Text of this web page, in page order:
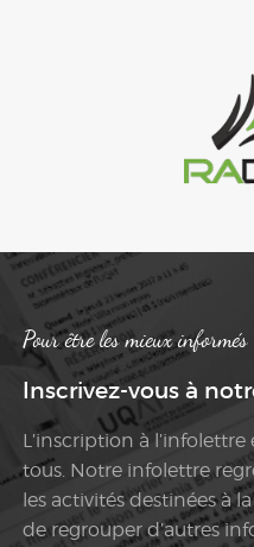
Pour être les mieux informés
Inscrivez-vous à
L’inscription à
tous. Notre infolettre
les activités destinées à
de regrouper d’autres